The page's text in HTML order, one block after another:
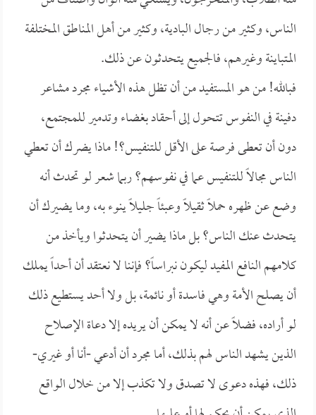
الناس، وكثير من رجال البادية، وكثير من أهل المناطق المختلفة
المتباينة وغيرهم، فالجميع يتحدثون عن ذلك.
فبالله! من هو المستفيد من أن تظل هذه الأشياء مجرد مشاعر
دفينة في النفوس تتحول إلى أحقاد بغضاء وتدمير للمجتمع،
دون أن تعطى فرصة على الأقل للتنفيس؟! ماذا يضرك أن تعطي
الناس مجالاً للتنفيس عما في نفوسهم؟ ربما شعر لو تحدث أنه
وضع عن ظهره حملاً ثقيلاً وعبئاً جليلاً ينوء به، وما يضيرك أن
يتحدث عنك الناس؟ بل ماذا يضير أن يتحدثوا ويأخذ من
كلامهم النافع المفيد ليكون نبراساً؟ فإننا لا نعتقد أن أحداً يملك
أن يصلح الأمة وهي فاسدة أو نائمة، بل ولا أحد يستطيع ذلك
لو أراده، فضلاً عن أنه لا يمكن أن يريده إلا دعاة الإصلاح
الذين يشهد الناس لهم بذلك، أما مجرد أن أدعي -أنا أو غيري-
ذلك، فهذه دعوى لا تصدق ولا تكذب إلا من خلال الواقع